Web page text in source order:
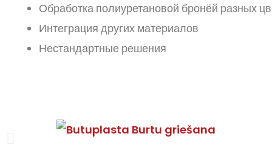
Обработка полиуретановой бронёй разных
Интеграция других материалов
Нестандартные решения